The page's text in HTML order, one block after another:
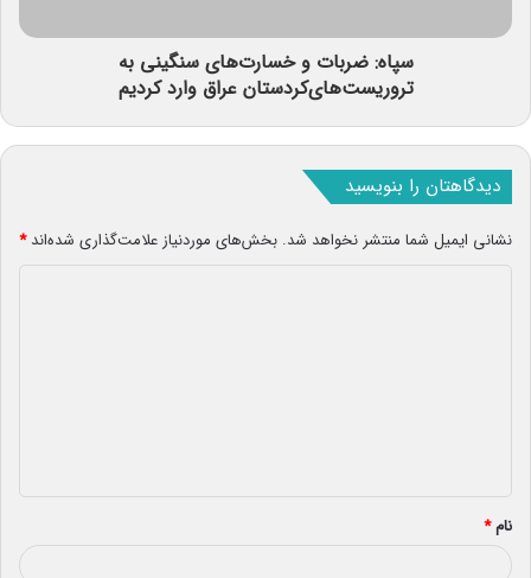
سپاه: ضربات و خسارت‌های سنگینی به
تروریست‌های‌کردستان عراق وارد کردیم
دیدگاهتان را بنویسید
نشانی ایمیل شما منتشر نخواهد شد. بخش‌های موردنیاز علامت‌گذاری شده‌اند*
*
نام*